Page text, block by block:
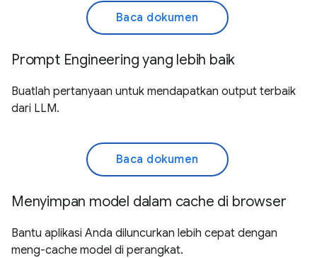
Baca dokumen
Prompt Engineering yang lebih baik
Buatlah pertanyaan untuk mendapatkan output terbaik
dari LLM.
Baca dokumen
Menyimpan model dalam cache di browser
Bantu aplikasi Anda diluncurkan lebih cepat dengan
meng-cache model di perangkat.